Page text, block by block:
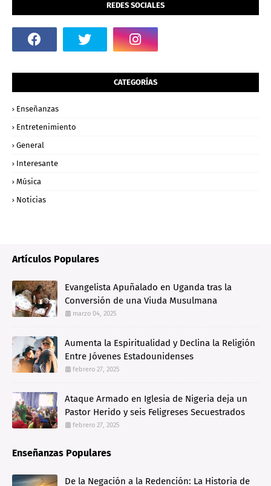
REDES SOCIALES
CATEGORÍAS
Enseñanzas
Entretenimiento
General
Interesante
Música
Noticias
Artículos Populares
Evangelista Apuñalado en Uganda tras la
Conversión de una Viuda Musulmana
marzo 04, 2025
Aumenta la Espiritualidad y Declina la Religión
Entre Jóvenes Estadounidenses
febrero 27, 2025
Ataque Armado en Iglesia de Nigeria deja un
Pastor Herido y seis Feligreses Secuestrados
febrero 27, 2025
Enseñanzas Populares
De la Negación a la Redención: La Historia de